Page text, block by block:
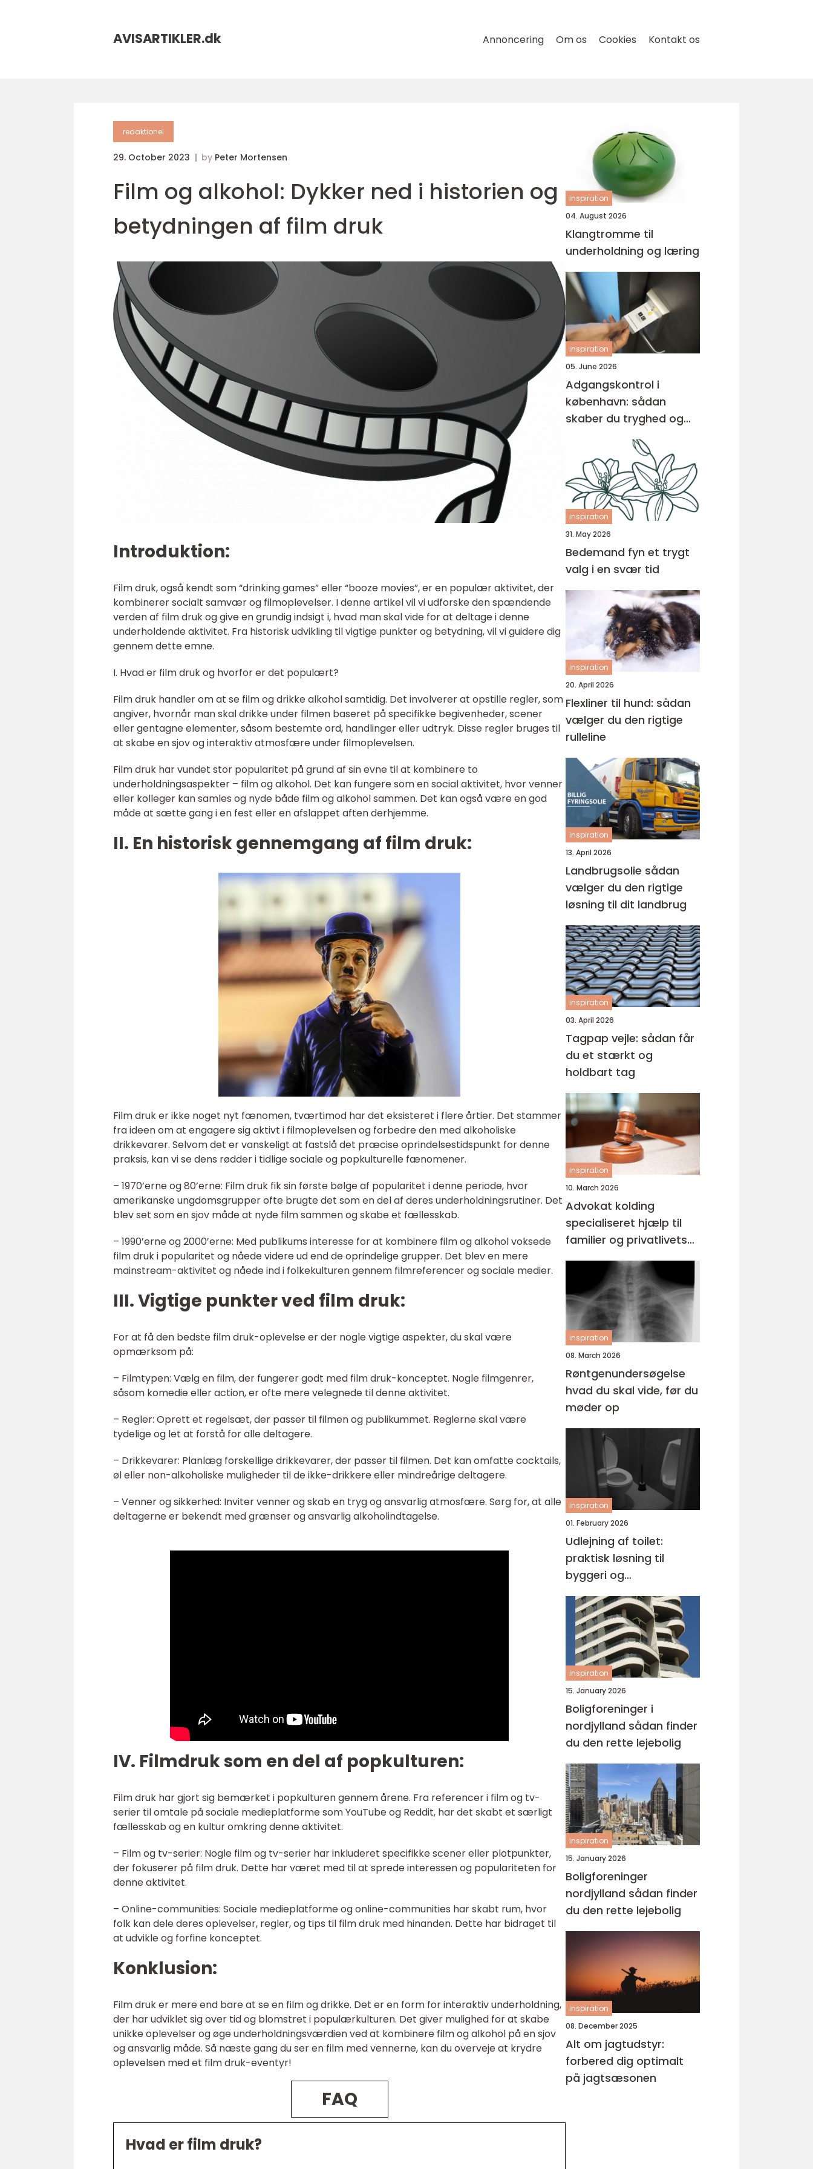
AVISARTIKLER.dk Annoncering Om os Cookies Kontakt os
redaktionel
29. October 2023 by Peter Mortensen
Film og alkohol: Dykker ned i historien og
betydningen af film druk
Introduktion:
Film druk, også kendt som “drinking games” eller “booze movies”, er en populær aktivitet, der
kombinerer socialt samvær og filmoplevelser. I denne artikel vil vi udforske den spændende
verden af film druk og give en grundig indsigt i, hvad man skal vide for at deltage i denne
underholdende aktivitet. Fra historisk udvikling til vigtige punkter og betydning, vil vi guidere dig
gennem dette emne.
I. Hvad er film druk og hvorfor er det populært?
Film druk handler om at se film og drikke alkohol samtidig. Det involverer at opstille regler, som
angiver, hvornår man skal drikke under filmen baseret på specifikke begivenheder, scener
eller gentagne elementer, såsom bestemte ord, handlinger eller udtryk. Disse regler bruges til
at skabe en sjov og interaktiv atmosfære under filmoplevelsen.
Film druk har vundet stor popularitet på grund af sin evne til at kombinere to
underholdningsaspekter – film og alkohol. Det kan fungere som en social aktivitet, hvor venner
eller kolleger kan samles og nyde både film og alkohol sammen. Det kan også være en god
måde at sætte gang i en fest eller en afslappet aften derhjemme.
II. En historisk gennemgang af film druk:
Film druk er ikke noget nyt fænomen, tværtimod har det eksisteret i flere årtier. Det stammer
fra ideen om at engagere sig aktivt i filmoplevelsen og forbedre den med alkoholiske
drikkevarer. Selvom det er vanskeligt at fastslå det præcise oprindelsestidspunkt for denne
praksis, kan vi se dens rødder i tidlige sociale og popkulturelle fænomener.
– 1970’erne og 80’erne: Film druk fik sin første bølge af popularitet i denne periode, hvor
amerikanske ungdomsgrupper ofte brugte det som en del af deres underholdningsrutiner. Det
blev set som en sjov måde at nyde film sammen og skabe et fællesskab.
– 1990’erne og 2000’erne: Med publikums interesse for at kombinere film og alkohol voksede
film druk i popularitet og nåede videre ud end de oprindelige grupper. Det blev en mere
mainstream-aktivitet og nåede ind i folkekulturen gennem filmreferencer og sociale medier.
III. Vigtige punkter ved film druk:
For at få den bedste film druk-oplevelse er der nogle vigtige aspekter, du skal være
opmærksom på:
– Filmtypen: Vælg en film, der fungerer godt med film druk-konceptet. Nogle filmgenrer,
såsom komedie eller action, er ofte mere velegnede til denne aktivitet.
– Regler: Oprett et regelsæt, der passer til filmen og publikummet. Reglerne skal være
tydelige og let at forstå for alle deltagere.
– Drikkevarer: Planlæg forskellige drikkevarer, der passer til filmen. Det kan omfatte cocktails,
øl eller non-alkoholiske muligheder til de ikke-drikkere eller mindreårige deltagere.
– Venner og sikkerhed: Inviter venner og skab en tryg og ansvarlig atmosfære. Sørg for, at alle
deltagerne er bekendt med grænser og ansvarlig alkoholindtagelse.
IV. Filmdruk som en del af popkulturen:
Film druk har gjort sig bemærket i popkulturen gennem årene. Fra referencer i film og tv-
serier til omtale på sociale medieplatforme som YouTube og Reddit, har det skabt et særligt
fællesskab og en kultur omkring denne aktivitet.
– Film og tv-serier: Nogle film og tv-serier har inkluderet specifikke scener eller plotpunkter,
der fokuserer på film druk. Dette har været med til at sprede interessen og populariteten for
denne aktivitet.
– Online-communities: Sociale medieplatforme og online-communities har skabt rum, hvor
folk kan dele deres oplevelser, regler, og tips til film druk med hinanden. Dette har bidraget til
at udvikle og forfine konceptet.
Konklusion:
Film druk er mere end bare at se en film og drikke. Det er en form for interaktiv underholdning,
der har udviklet sig over tid og blomstret i populærkulturen. Det giver mulighed for at skabe
unikke oplevelser og øge underholdningsværdien ved at kombinere film og alkohol på en sjov
og ansvarlig måde. Så næste gang du ser en film med vennerne, kan du overveje at krydre
oplevelsen med et film druk-eventyr!
FAQ
Hvad er film druk?
inspiration
04. August 2026
Klangtromme til
underholdning og læring
inspiration
05. June 2026
Adgangskontrol i
københavn: sådan
skaber du tryghed og
inspiration
31. May 2026
Bedemand fyn et trygt
valg i en svær tid
inspiration
20. April 2026
Flexliner til hund: sådan
vælger du den rigtige
rulleline
inspiration
13. April 2026
Landbrugsolie sådan
vælger du den rigtige
løsning til dit landbrug
inspiration
03. April 2026
Tagpap vejle: sådan får
du et stærkt og
holdbart tag
inspiration
10. March 2026
Advokat kolding
specialiseret hjælp til
familier og privatlivets
jura
inspiration
08. March 2026
Røntgenundersøgelse
hvad du skal vide, før du
møder op
inspiration
01. February 2026
Udlejning af toilet:
praktisk løsning til
byggeri og
arrangementer
inspiration
15. January 2026
Boligforeninger i
nordjylland sådan finder
du den rette lejebolig
inspiration
15. January 2026
Boligforeninger
nordjylland sådan finder
du den rette lejebolig
inspiration
08. December 2025
Alt om jagtudstyr:
forbered dig optimalt
på jagtsæsonen